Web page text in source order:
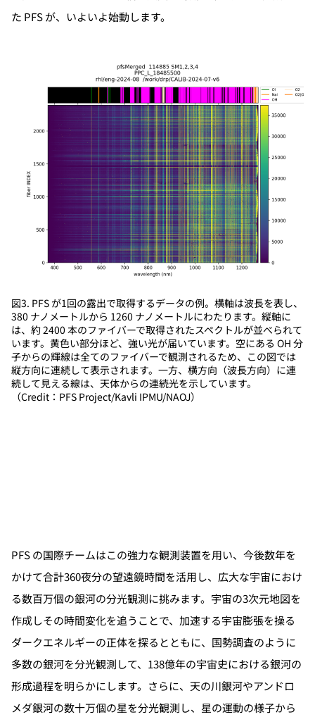
た PFS が、いよいよ始動します。
図3. PFS が1回の露出で取得するデータの例。横軸は波長を表し、
380 ナノメートルから 1260 ナノメートルにわたります。縦軸に
は、約 2400 本のファイバーで取得されたスペクトルが並べられて
います。黄色い部分ほど、強い光が届いています。空にある OH 分
子からの輝線は全てのファイバーで観測されるため、この図では
縦方向に連続して表示されます。一方、横方向（波長方向）に連
続して見える線は、天体からの連続光を示しています。
（Credit：PFS Project/Kavli IPMU/NAOJ）
PFS の国際チームはこの強力な観測装置を用い、今後数年を
かけて合計360夜分の望遠鏡時間を活用し、広大な宇宙におけ
る数百万個の銀河の分光観測に挑みます。宇宙の3次元地図を
作成しその時間変化を追うことで、加速する宇宙膨張を操る
ダークエネルギーの正体を探るとともに、国勢調査のように
多数の銀河を分光観測して、138億年の宇宙史における銀河の
形成過程を明らかにします。さらに、天の川銀河やアンドロ
メダ銀河の数十万個の星を分光観測し、星の運動の様子から